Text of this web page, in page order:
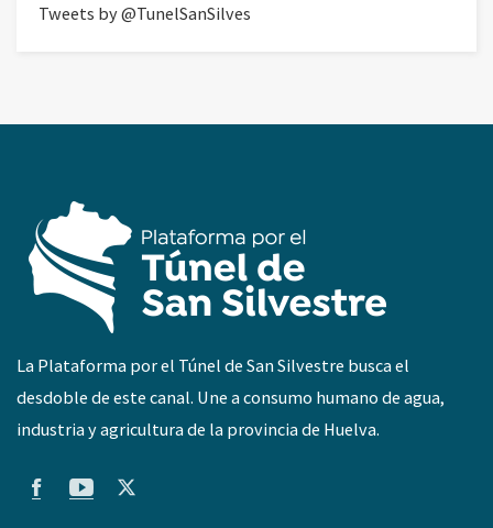
Tweets by @TunelSanSilves
La Plataforma por el Túnel de San Silvestre busca el
desdoble de este canal. Une a consumo humano de agua,
industria y agricultura de la provincia de Huelva.